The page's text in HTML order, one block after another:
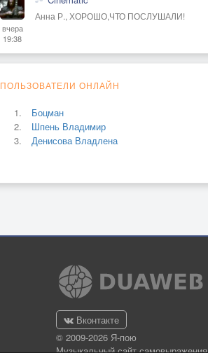
вчера
19:38
Анна Р., ХОРОШО,ЧТО ПОСЛУШАЛИ!
ПОЛЬЗОВАТЕЛИ ОНЛАЙН
Боцман
Шпень Владимир
Денисова Владлена
Вконтакте
© 2009-2026 Я-пою